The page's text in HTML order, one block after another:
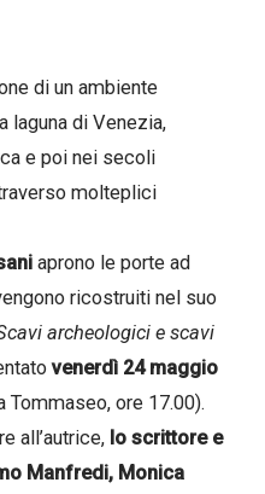
di un ambiente
laguna di Venezia,
e poi nei secoli
molteplici
aprono le porte ad
ricostruiti nel suo
archeologici e scavi
venerdì 24 maggio
Tommaseo, ore 17.00).
all’autrice, lo scrittore e
Manfredi, Monica